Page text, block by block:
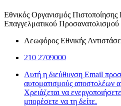
Εθνικός Οργανισμός
Επαγγελματικού Προσανατολισμού
Λεωφόρος Εθνικής
210 2709000
Αυτή η διεύθυνση Email
αυτοματισμούς αποστολέων
Χρειάζεται να
μπορέσετε να τη δείτε.